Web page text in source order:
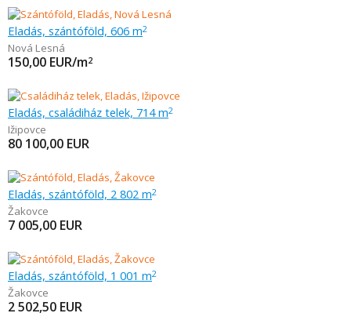
Eladás, szántóföld, 606 m2
Nová Lesná
150,00 EUR/m2
Eladás, családiház telek, 714 m2
Ižipovce
80 100,00 EUR
Eladás, szántóföld, 2 802 m2
Žakovce
7 005,00 EUR
Eladás, szántóföld, 1 001 m2
Žakovce
2 502,50 EUR